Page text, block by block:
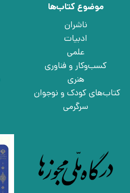
موضوع کتاب‌ها
ناشران
ادبیات
علمی
کسب‌وکار و فناوری
هنری
کتاب‌های کودک و نوجوان
سرگرمی